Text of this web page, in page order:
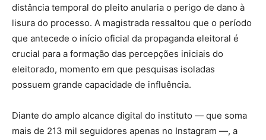
distância temporal do pleito anularia o perigo de dano à
lisura do processo. A magistrada ressaltou que o período
que antecede o início oficial da propaganda eleitoral é
crucial para a formação das percepções iniciais do
eleitorado, momento em que pesquisas isoladas
possuem grande capacidade de influência.
Diante do amplo alcance digital do instituto — que soma
mais de 213 mil seguidores apenas no Instagram —, a